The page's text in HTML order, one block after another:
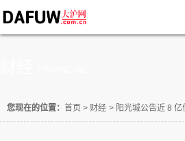
您现在的位置： 首页 > 财经 > 阳光城公告近 8